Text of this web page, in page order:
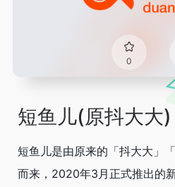
0
短鱼儿(原抖大大)
短鱼儿是由原来的「抖大大」
而来，2020年3月正式推出的新